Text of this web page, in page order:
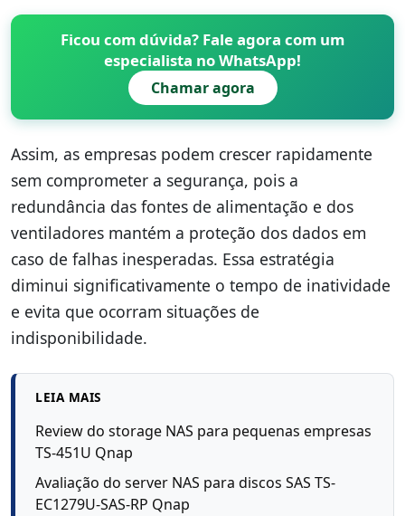
Ficou com dúvida? Fale agora com um
especialista no WhatsApp!
Chamar agora
Assim, as empresas podem crescer rapidamente
sem comprometer a segurança, pois a
redundância das fontes de alimentação e dos
ventiladores mantém a proteção dos dados em
caso de falhas inesperadas. Essa estratégia
diminui significativamente o tempo de inatividade
e evita que ocorram situações de
indisponibilidade.
LEIA MAIS
Review do storage NAS para pequenas empresas
TS-451U Qnap
Avaliação do server NAS para discos SAS TS-
EC1279U-SAS-RP Qnap